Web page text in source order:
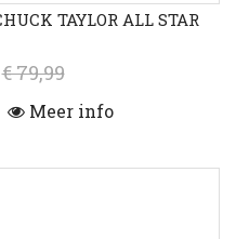
TAYLOR ALL STAR
€ 79,99
Meer info